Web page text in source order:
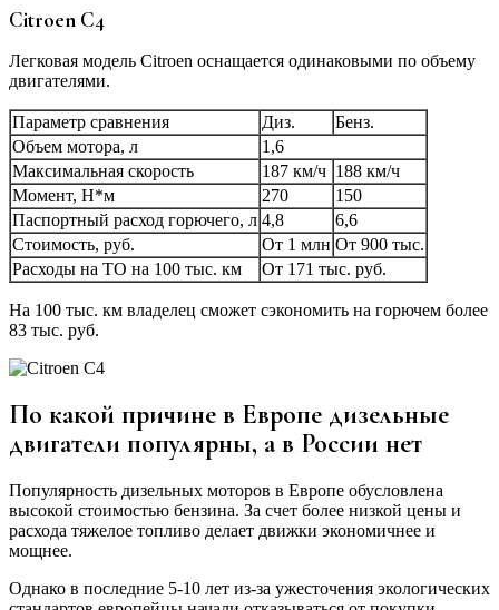
Citroen C4
Легковая модель Citroen оснащается одинаковыми по объему
двигателями.
Параметр сравнения Диз.
Бенз.
Объем мотора, л
1,6
Максимальная скорость
187 км/ч 188 км/ч
Момент, Н*м
270
150
Паспортный расход горючего, л 4,8
6,6
Стоимость, руб.
От 1 млн От 900 тыс.
Расходы на ТО на 100 тыс. км
От 171 тыс. руб.
На 100 тыс. км владелец сможет сэкономить на горючем более
83 тыс. руб.
По какой причине в Европе дизельные
двигатели популярны, а в России нет
Популярность дизельных моторов в Европе обусловлена
высокой стоимостью бензина. За счет более низкой цены и
расхода тяжелое топливо делает движки экономичнее и
мощнее.
Однако в последние 5-10 лет из-за ужесточения экологических